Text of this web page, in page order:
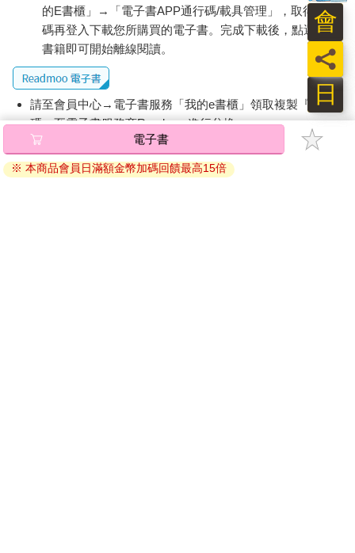
的E書櫃」→「電子書APP通行碼/載具管理」，取得通行
碼再登入下載您所購買的電子書。完成下載後，點選任一
書籍即可開始離線閱讀。
請至會員中心→電子書服務「我的e書櫃」領取複製『兌換
碼』至電子書服務商Readmoo進行兌換。
退換貨須知：
因版權保護，您在金石堂所購買的電子書僅能以金石堂專屬
電子書
※ 本商品會員日滿額金幣加碼回饋最高15倍
日
員
會